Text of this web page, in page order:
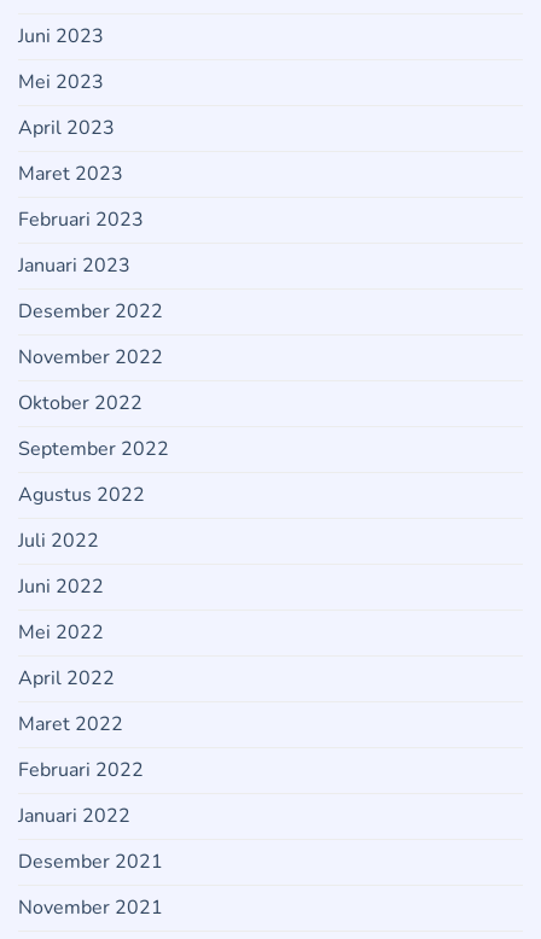
Juni 2023
Mei 2023
April 2023
Maret 2023
Februari 2023
Januari 2023
Desember 2022
November 2022
Oktober 2022
September 2022
Agustus 2022
Juli 2022
Juni 2022
Mei 2022
April 2022
Maret 2022
Februari 2022
Januari 2022
Desember 2021
November 2021